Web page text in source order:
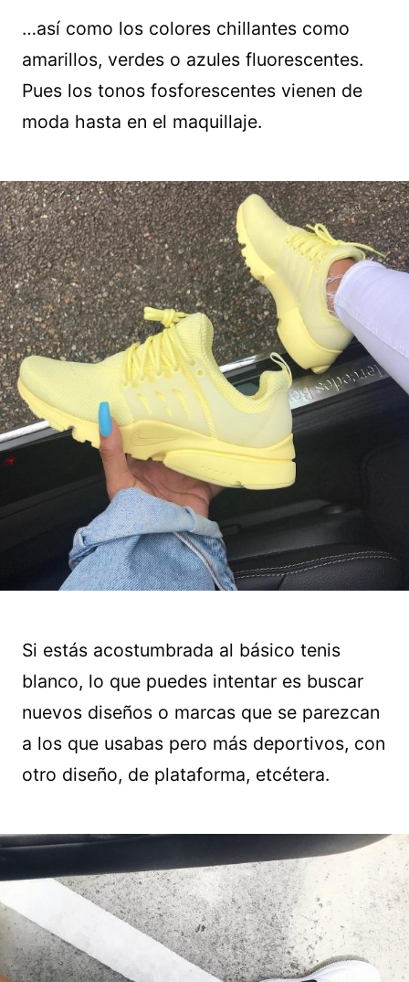
…así como los colores chillantes como
amarillos, verdes o azules fluorescentes.
Pues los tonos fosforescentes vienen de
moda hasta en el maquillaje.
Si estás acostumbrada al básico tenis
blanco, lo que puedes intentar es buscar
nuevos diseños o marcas que se parezcan
a los que usabas pero más deportivos, con
otro diseño, de plataforma, etcétera.